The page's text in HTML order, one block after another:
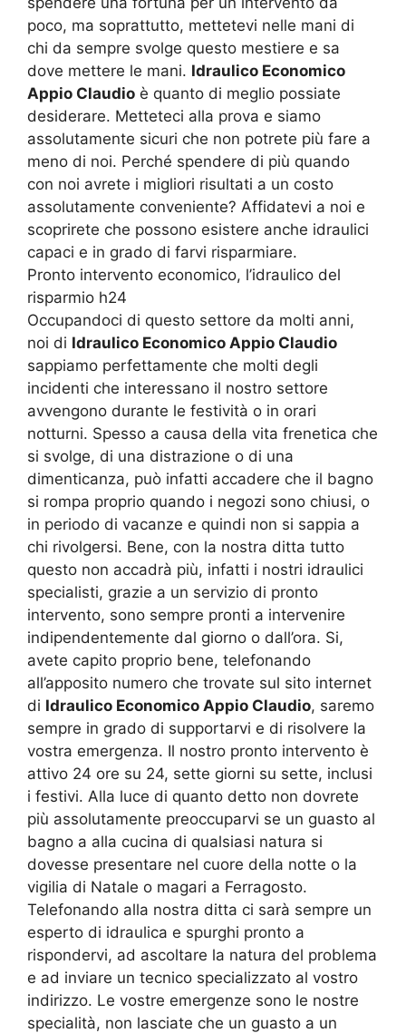
poco, ma soprattutto, mettetevi nelle mani di
chi da sempre svolge questo mestiere e sa
dove mettere le mani. Idraulico Economico
Appio Claudio è quanto di meglio possiate
desiderare. Metteteci alla prova e siamo
assolutamente sicuri che non potrete più fare a
meno di noi. Perché spendere di più quando
con noi avrete i migliori risultati a un costo
assolutamente conveniente? Affidatevi a noi e
scoprirete che possono esistere anche idraulici
capaci e in grado di farvi risparmiare.
Pronto intervento economico, l’idraulico del
risparmio h24
Occupandoci di questo settore da molti anni,
noi di Idraulico Economico Appio Claudio
sappiamo perfettamente che molti degli
incidenti che interessano il nostro settore
avvengono durante le festività o in orari
notturni. Spesso a causa della vita frenetica che
si svolge, di una distrazione o di una
dimenticanza, può infatti accadere che il bagno
si rompa proprio quando i negozi sono chiusi, o
in periodo di vacanze e quindi non si sappia a
chi rivolgersi. Bene, con la nostra ditta tutto
questo non accadrà più, infatti i nostri idraulici
specialisti, grazie a un servizio di pronto
intervento, sono sempre pronti a intervenire
indipendentemente dal giorno o dall’ora. Si,
avete capito proprio bene, telefonando
all’apposito numero che trovate sul sito internet
di Idraulico Economico Appio Claudio, saremo
sempre in grado di supportarvi e di risolvere la
vostra emergenza. Il nostro pronto intervento è
attivo 24 ore su 24, sette giorni su sette, inclusi
i festivi. Alla luce di quanto detto non dovrete
più assolutamente preoccuparvi se un guasto al
bagno a alla cucina di qualsiasi natura si
dovesse presentare nel cuore della notte o la
vigilia di Natale o magari a Ferragosto.
Telefonando alla nostra ditta ci sarà sempre un
esperto di idraulica e spurghi pronto a
rispondervi, ad ascoltare la natura del problema
e ad inviare un tecnico specializzato al vostro
indirizzo. Le vostre emergenze sono le nostre
specialità, non lasciate che un guasto a un